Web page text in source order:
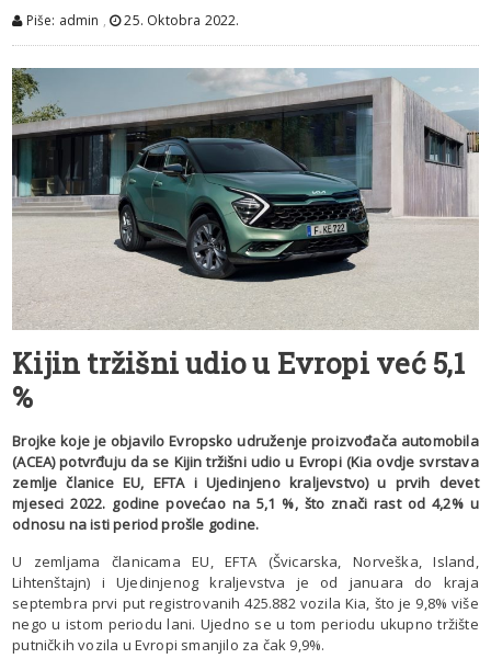
Piše: admin , 25. Oktobra 2022.
Kijin tržišni udio u Evropi već 5,1
%
Brojke koje je objavilo Evropsko udruženje proizvođača automobila
(ACEA) potvrđuju da se Kijin tržišni udio u Evropi (Kia ovdje svrstava
zemlje članice EU, EFTA i Ujedinjeno kraljevstvo) u prvih devet
mjeseci 2022. godine povećao na 5,1 %, što znači rast od 4,2% u
odnosu na isti period prošle godine.
U zemljama članicama EU, EFTA (Švicarska, Norveška, Island,
Lihtenštajn) i Ujedinjenog kraljevstva je od januara do kraja
septembra prvi put registrovanih 425.882 vozila Kia, što je 9,8% više
nego u istom periodu lani. Ujedno se u tom periodu ukupno tržište
putničkih vozila u Evropi smanjilo za čak 9,9%.